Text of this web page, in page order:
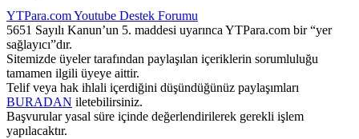
YTPara.comYoutube Destek Forumu
5651 Sayılı Kanun’un 5. maddesi uyarınca YTPara.com bir “yer
sağlayıcı”dır.
Sitemizde üyeler tarafından paylaşılan içeriklerin sorumluluğu
tamamen ilgili üyeye aittir.
Telif veya hak ihlali içerdiğini düşündüğünüz paylaşımları
BURADAN iletebilirsiniz.
Başvurular yasal süre içinde değerlendirilerek gerekli işlem
yapılacaktır.